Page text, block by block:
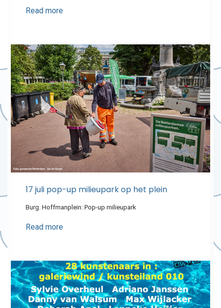
Read more
17 juli pop-up milieupark op het plein
Burg. Hoffmanplein: Pop-up milieupark
Read more